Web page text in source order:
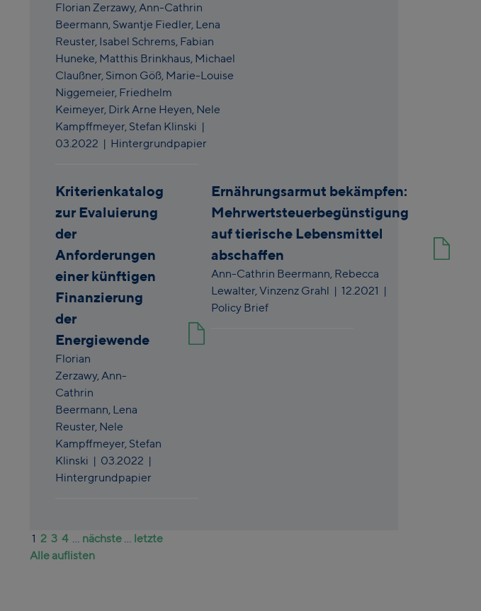
Florian Zerzawy,Ann-Cathrin
Beermann, Swantje Fiedler, Lena
Reuster, Isabel Schrems, Fabian
Huneke, Matthis Brinkhaus, Michael
Claußner, Simon Göß, Marie-Louise
Niggemeier, Friedhelm
Keimeyer, Dirk Arne Heyen, Nele
Kampffmeyer, Stefan Klinski |
03.2022 | Hintergrundpapier
Kriterienkatalog
zur Evaluierung
der
Anforderungen
einer künftigen
Finanzierung
der
Energiewende
Florian
Zerzawy,Ann-
Cathrin
Beermann, Lena
Reuster, Nele
Kampffmeyer, Stefan
Klinski | 03.2022 |
Hintergrundpapier
Ernährungsarmut bekämpfen:
Mehrwertsteuerbegünstigung
auf tierische Lebensmittel
abschaffen
Ann-Cathrin Beermann, Rebecca
Lewalter,Vinzenz Grahl | 12.2021 |
Policy Brief
1 2 3 4 ... nächste ... letzte
Alle auflisten